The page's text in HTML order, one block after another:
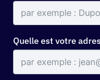
Quelle est votre